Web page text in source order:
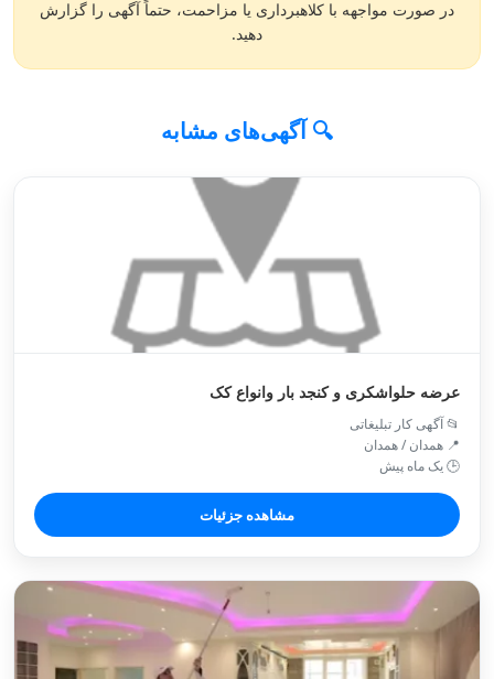
در صورت مواجهه با کلاهبرداری یا مزاحمت، حتماً آگهی را گزارش
دهید.
🔍 آگهی‌های مشابه
عرضه حلواشکری و کنجد بار وانواع کک
📂 آگهی کار تبلیغاتی
📍 همدان / همدان
🕒 یک ماه پیش
مشاهده جزئیات